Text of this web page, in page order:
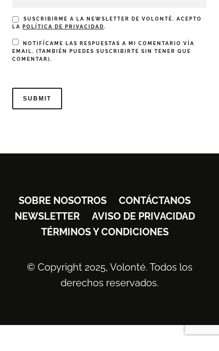
SUSCRIBIRME A LA NEWSLETTER DE VOLONTÉ. ACEPTO
LA
POLÍTICA DE PRIVACIDAD.
NOTIFÍCAME LAS RESPUESTAS A MI COMENTARIO VÍA
EMAIL. (TAMBIÉN PUEDES SUSCRIBIRTE SIN TENER QUE
COMENTAR).
SOBRE NOSOTROS
CONTÁCTANOS
NEWSLETTER
AVISO DE PRIVACIDAD
TÉRMINOS Y CONDICIONES
© Copyright 2025, Volonté. Todos los
derechos reservados.